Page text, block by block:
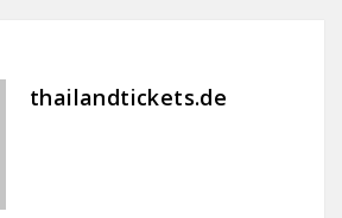
thailandtickets.de